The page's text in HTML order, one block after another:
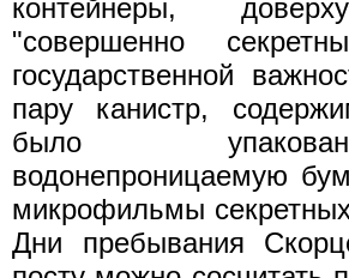
контейнеры,
"совершенно
государственной
пару канистр,
было
водонепроницаемую
микрофильмы
Дни пребывания